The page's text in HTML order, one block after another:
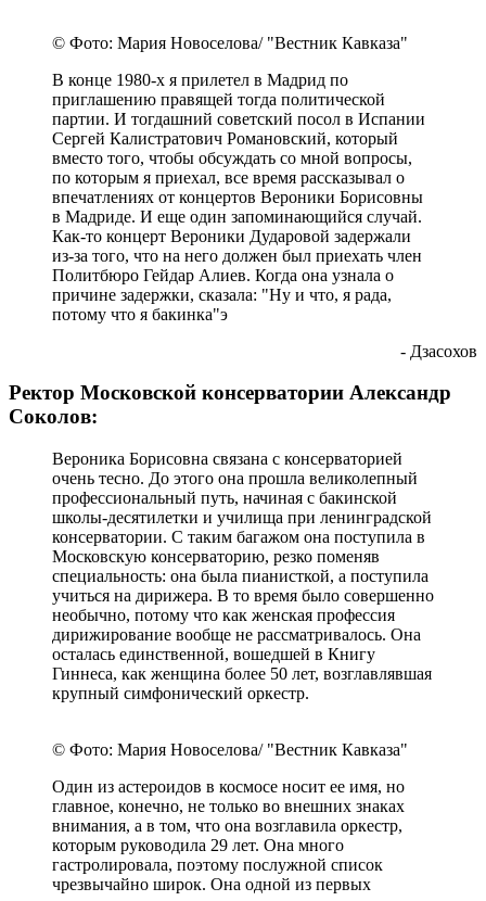
© Фото: Мария Новоселова/ "Вестник Кавказа"
В конце 1980-х я прилетел в Мадрид по
приглашению правящей тогда политической
партии. И тогдашний советский посол в Испании
Сергей Калистратович Романовский, который
вместо того, чтобы обсуждать со мной вопросы,
по которым я приехал, все время рассказывал о
впечатлениях от концертов Вероники Борисовны
в Мадриде. И еще один запоминающийся случай.
Как-то концерт Вероники Дударовой задержали
из-за того, что на него должен был приехать член
потому что я бакинка"э
- Дзасохов
Ректор Московской консерватории Александр
Соколов: